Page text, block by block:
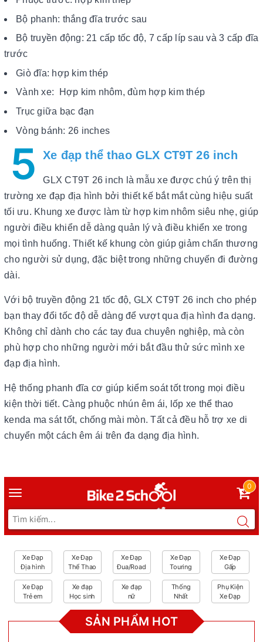
Bộ phanh: thắng đĩa trước sau
Bộ truyền động: 21 cấp tốc độ, 7 cấp líp sau và 3 cấp đĩa
trước
Giò đĩa: hợp kim thép
Vành xe: Hợp kim nhôm, đùm hợp kim thép
Trục giữa bạc đạn
Vòng bánh: 26 inches
5 Xe đạp thể thao GLX CT9T 26 inch
GLX CT9T 26 inch là mẫu xe được chú ý trên thị
trường xe đạp địa hình bởi thiết kế bắt mắt cùng hiệu suất
tối ưu. Khung xe được làm từ hợp kim nhôm siêu nhẹ, giúp
người điều khiển dễ dàng quản lý và điều khiển xe trong
mọi tình huống. Thiết kế khung còn giúp giảm chấn thương
cho người sử dụng, đặc biệt trong những chuyến đi đường
dài.
Với bộ truyền động 21 tốc độ, GLX CT9T 26 inch cho phép
bạn thay đổi tốc độ dễ dàng để vượt qua địa hình đa dạng.
Không chỉ dành cho các tay đua chuyên nghiệp, mà còn
phù hợp cho những người mới bắt đầu thử sức mình xe
đạp địa hình.
Hệ thống phanh đĩa cơ giúp kiểm soát tốt trong mọi điều
kiện thời tiết. Càng phuộc nhún êm ái, lốp xe thể thao
kenda ma sát tốt, chống mài mòn. Tất cả đều hỗ trợ xe di
chuyển một cách êm ái trên đa dạng địa hình.
Toggle
navigation
0
Xe Đạp
Địa hình
Xe Đạp
Thể Thao
Xe Đạp
Đua/Road
Xe Đạp
Touring
Xe Đạp
Gấp
Xe Đạp
Trẻ em
Xe đạp
Học sinh
Xe đạp
nữ
Thống
Nhất
Phụ Kiện
Xe Đạp
SẢN PHẨM HOT